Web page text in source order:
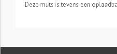
Deze muts is tevens een